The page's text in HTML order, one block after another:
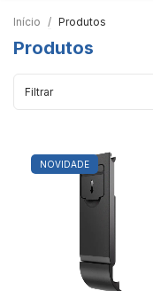
Início Produtos
Produtos
Filtrar
NOVIDADE